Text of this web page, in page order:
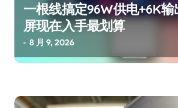
一根线搞定96W供电+6K
屏现在入手最划算
8 月 9, 2026